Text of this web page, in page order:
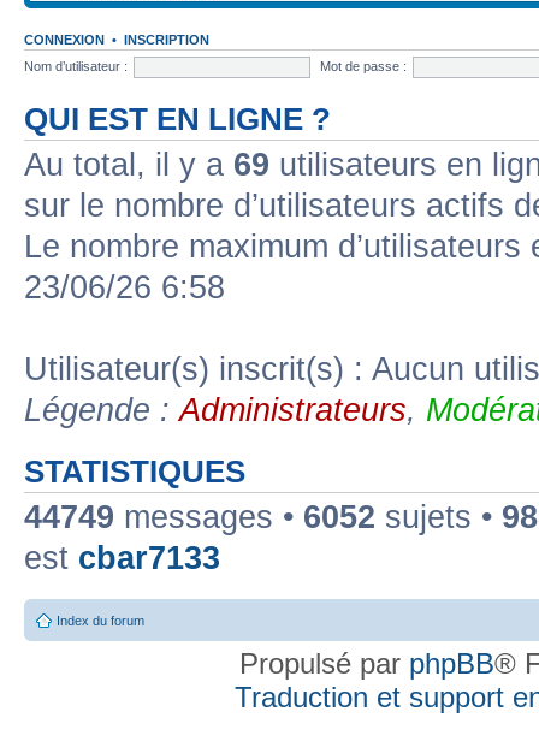
CONNEXION • INSCRIPTION
Nom d’utilisateur :
Mot de passe :
QUI EST EN LIGNE ?
Au total, il y a 69 utilisateurs en
sur le nombre d’utilisateurs actifs
Le nombre maximum
23/06/26 6:58
Utilisateur(s) inscrit(s) : Aucun
Légende :Administrateurs,
STATISTIQUES
44749 messages • 6052 sujets •
est cbar7133
Index du forum
Propulsé par phpBB®
Traduction et support